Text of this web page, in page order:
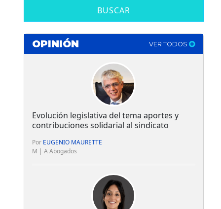
BUSCAR
OPINIÓN VER TODOS
Evolución legislativa del tema aportes y
contribuciones solidarial al sindicato
Por EUGENIO MAURETTE
M | A Abogados